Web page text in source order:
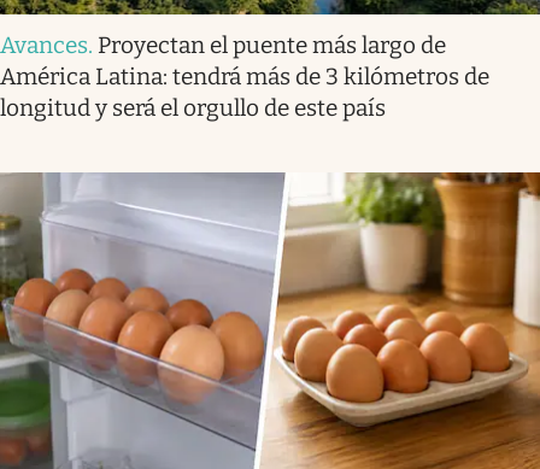
Avances. Proyectan el puente más largo de
América Latina: tendrá más de 3 kilómetros de
longitud y será el orgullo de este país